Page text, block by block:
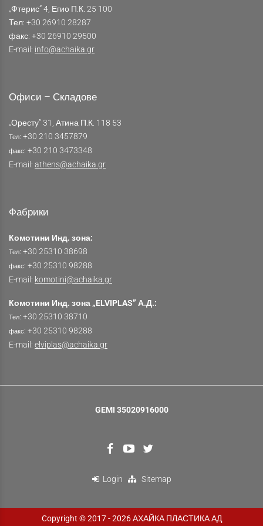
„Фтерис” 4, Егио П.К. 25 100
Тел: +30 26910 28287
факс: +30 26910 29500
E-mail: info@achaika.gr
Офиси – Складове
„Оресту” 31, Атина П.К. 118 53
Тел: +30 210 3457879
факс: +30 210 3473348
E-mail: athens@achaika.gr
Фабрики
Комотини Инд. зона:
Тел: +30 25310 38698
факс: +30 25310 98288
E-mail: komotini@achaika.gr
Комотини Инд. зона „ELVIPLΑS” А.Д.:
Тел: +30 25310 38710
факс: +30 25310 98288
E-mail: elviplas@achaika.gr
GEMI 35020916000
Login Sitemap
Copyright © 2017 - 2026 АХАЙКА ПЛАСТИКА АД